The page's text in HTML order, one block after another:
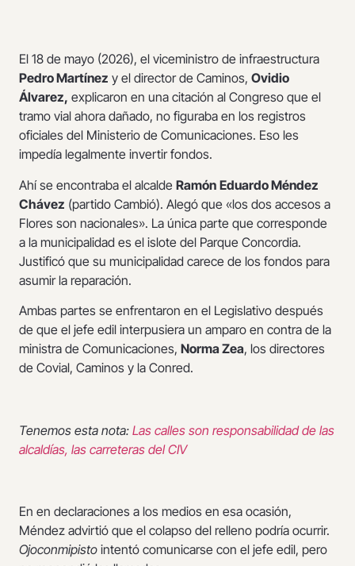
El 18 de mayo (2026), el viceministro de infraestructura
Pedro Martínez y el director de Caminos, Ovidio
Álvarez, explicaron en una citación al Congreso que el
tramo vial ahora dañado, no figuraba en los registros
oficiales del Ministerio de Comunicaciones. Eso les
impedía legalmente invertir fondos.
Ahí se encontraba el alcalde Ramón Eduardo Méndez
Chávez (partido Cambió). Alegó que «los dos accesos a
Flores son nacionales». La única parte que corresponde
a la municipalidad es el islote del Parque Concordia.
Justificó que su municipalidad carece de los fondos para
asumir la reparación.
Ambas partes se enfrentaron en el Legislativo después
de que el jefe edil interpusiera un amparo en contra de la
ministra de Comunicaciones, Norma Zea, los directores
de Covial, Caminos y la Conred.
Tenemos esta nota: Las calles son responsabilidad de las
alcaldías, las carreteras del CIV
En en declaraciones a los medios en esa ocasión,
Méndez advirtió que el colapso del relleno podría ocurrir.
Ojoconmipisto intentó comunicarse con el jefe edil, pero